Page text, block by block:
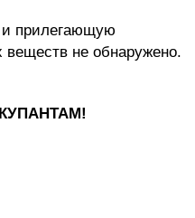
и прилегающую
не обнаружено.